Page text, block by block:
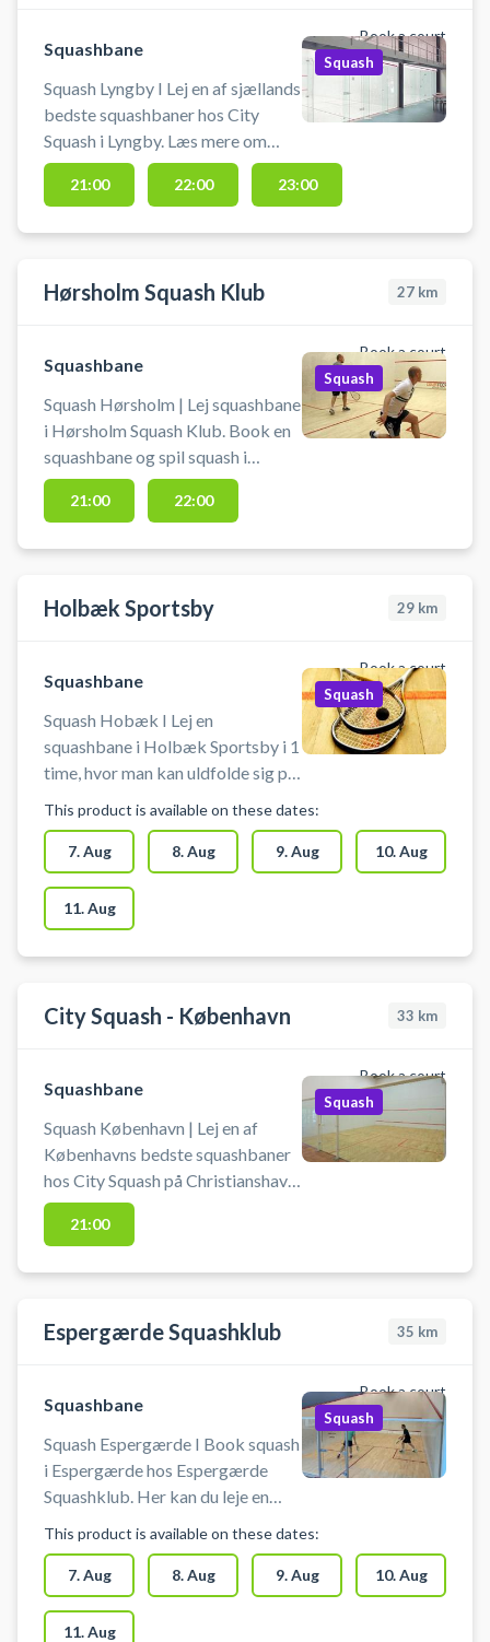
Book a court
Squashbane
Squash Lyngby I Lej en af sjællands
bedste squashbaner hos City
Squash i Lyngby. Læs mere om
Danmarks største squashkæde på
citysquashlyngby.dk
Squash
21:00 22:00 23:00
Hørsholm Squash Klub 27 km
Book a court
Squashbane
Squash Hørsholm | Lej squashbane
i Hørsholm Squash Klub. Book en
squashbane og spil squash i
Hørsholm på squashbanerne i
squashhallen hos Hørsholm
Squash
21:00 22:00
Holbæk Sportsby 29 km
Book a court
Squashbane
Squash Hobæk I Lej en
squashbane i Holbæk Sportsby i 1
time, hvor man kan uldfolde sig på
Holbæk. Book squashbane og spil
squash i Holbæk på en af de tre
squashbaner i Holbæk Sportsby.
Muligt at leje ketcher og købe
bolde.
Squash
This product is available on these dates:
7. Aug 8. Aug 9. Aug 10. Aug
11. Aug
City Squash - København 33 km
Book a court
Squashbane
Squash København | Lej en af
Københavns bedste squashbaner
hos City Squash på Christianshavn.
Book squashbane og spil squash i
København på City Squashs
Squash
21:00
Espergærde Squashklub 35 km
Book a court
Squashbane
Squash Espergærde I Book squash
i Espergærde hos Espergærde
Squashklub. Her kan du leje en
nemt finde en ledig tid, der passer
dig. Espergærde Squashklub
ligger i Espergærde Idrætsby i
Helsingør Kommune og er oplagt
Squash
This product is available on these dates:
7. Aug 8. Aug 9. Aug 10. Aug
11. Aug